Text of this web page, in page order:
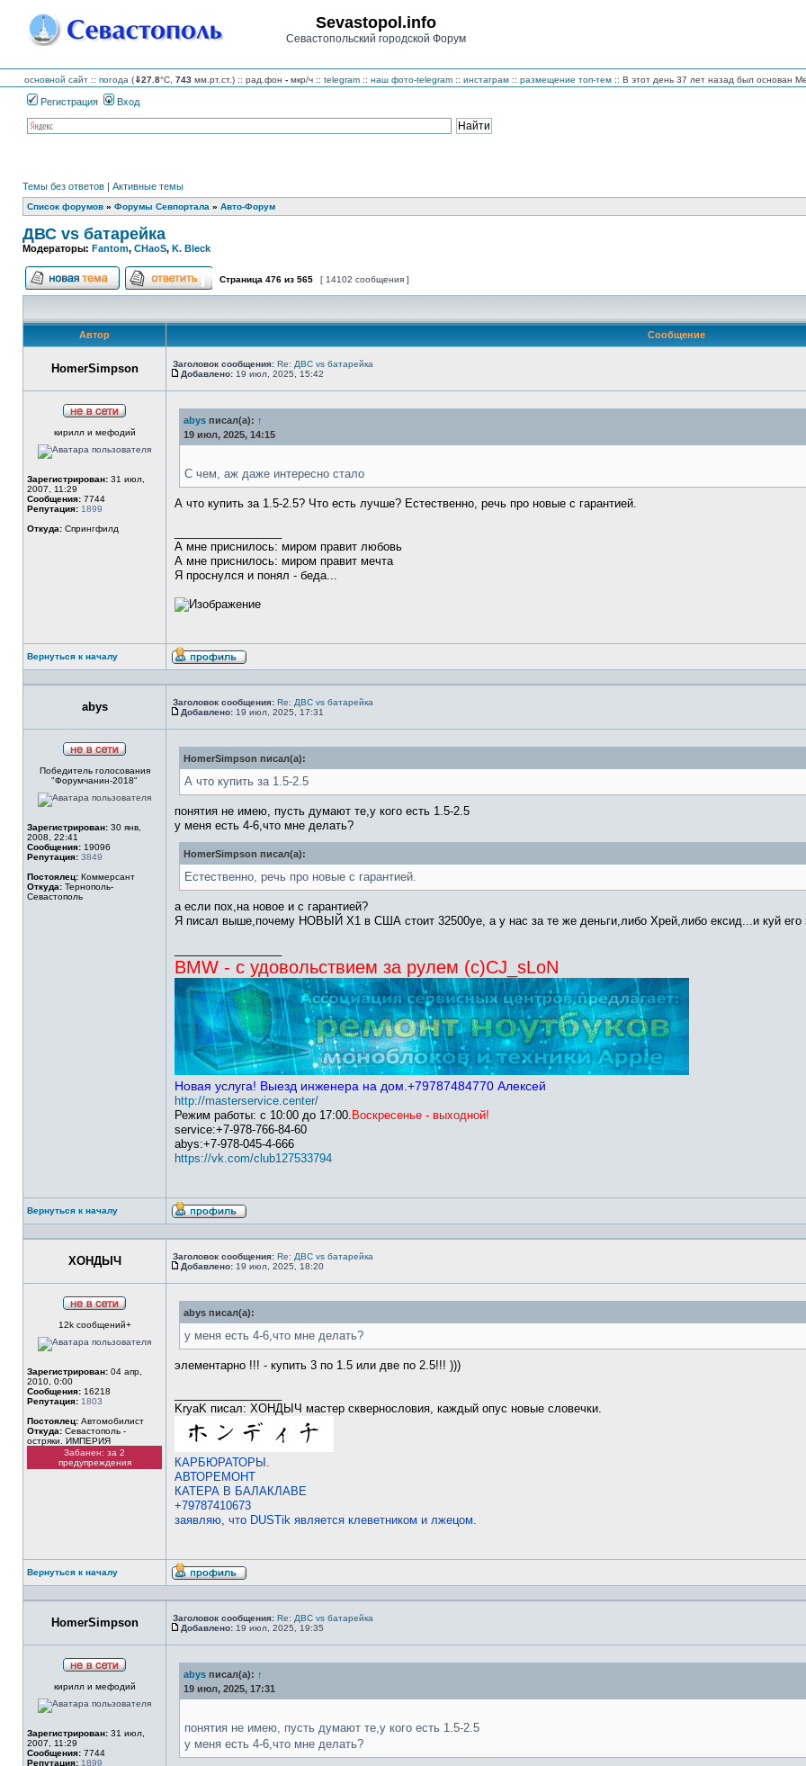
Sevastopol.info
Севастопольский городской Форум
основной сайт :: погода (⇓27.8°C, 743 мм.рт.ст.) :: рад.фон - мкр/ч :: telegram :: наш фото-telegram :: инстаграм :: размещение топ-тем :: В этот день 37 лет назад был основан
Регистрация Вход
Темы без ответов | Активные темы
Список форумов » Форумы Севпортала » Авто-Форум
ДВС vs батарейка
Модераторы: Fantom, CHaoS, K. Bleck
Начать новую тему Ответить на тему
Страница 476 из 565 [ 14102 сообщения ]
Автор Сообщение
HomerSimpson Заголовок сообщения: Re: ДВС vs батарейка
Сообщение
Добавлено: 19 июл, 2025, 15:42
в
кирилл и мефодий
Зарегистрирован: 31 июл,
2007, 11:29
Сообщения: 7744
Репутация: 1899
Откуда: Спрингфилд
abys писал(а): ↑
19 июл, 2025, 14:15
С чем, аж даже интересно стало
А что купить за 1.5-2.5? Что есть лучше? Естественно, речь про новые с гарантией.
А мне приснилось: миром правит любовь
А мне приснилось: миром правит мечта
Я проснулся и понял - беда...
Вернуться к началу
Профиль
abys Заголовок сообщения: Re: ДВС vs батарейка
Сообщение
Добавлено: 19 июл, 2025, 17:31
в
сети
Победитель голосования
"Форумчанин-2018"
Зарегистрирован: 30 янв,
2008, 22:41
Сообщения: 19096
Репутация: 3849
Постоялец: Коммерсант
Откуда: Тернополь-
Севастополь
HomerSimpson писал(а):
А что купить за 1.5-2.5
понятия не имею, пусть думают те,у кого есть 1.5-2.5
у меня есть 4-6,что мне делать?
HomerSimpson писал(а):
Естественно, речь про новые с гарантией.
а если пох,на новое и с гарантией?
Я писал выше,почему НОВЫЙ Х1 в США стоит 32500уе, а у нас за те же деньги,либо Хрей,либо ексид...и куй его
BMW - с удовольствием за рулем (с)CJ_sLoN
Новая услуга! Выезд инженера на дом.+79787484770 Алексей
http://masterservice.center/
Режим работы: с 10:00 до 17:00. Воскресенье - выходной!
service:+7-978-766-84-60
abys:+7-978-045-4-666
https://vk.com/club127533794
Вернуться к началу
Профиль
ХОНДЫЧ Заголовок сообщения: Re: ДВС vs батарейка
Сообщение
Добавлено: 19 июл, 2025, 18:20
в
12k сообщений+
Зарегистрирован: 04 апр,
2010, 0:00
Сообщения: 16218
Репутация: 1803
Постоялец: Автомобилист
Откуда: Севастополь -
остряки. ИМПЕРИЯ
Забанен: за 2
предупреждения
abys писал(а):
у меня есть 4-6,что мне делать?
элементарно !!! - купить 3 по 1.5 или две по 2.5!!! )))
KryaK писал: ХОНДЫЧ мастер сквернословия, каждый опус новые словечки.
КАРБЮРАТОРЫ.
АВТОРЕМОНТ
КАТЕРА В БАЛАКЛАВЕ
+79787410673
заявляю, что DUSTik является клеветником и лжецом.
Вернуться к началу
Профиль
HomerSimpson Заголовок сообщения: Re: ДВС vs батарейка
Сообщение
Добавлено: 19 июл, 2025, 19:35
в
кирилл и мефодий
Зарегистрирован: 31 июл,
2007, 11:29
Сообщения: 7744
Репутация: 1899
abys писал(а): ↑
19 июл, 2025, 17:31
понятия не имею, пусть думают те,у кого есть 1.5-2.5
у меня есть 4-6,что мне делать?